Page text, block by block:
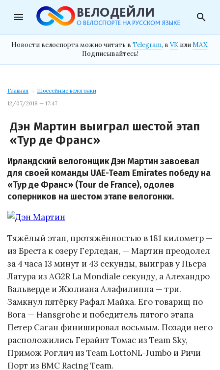
menu search
Новости велоспорта можно читать в Telegram, в VK илиMAX.
Подписывайтесь!
Главная → Шоссейные велогонки
12/07/2018 — 17:47
Дэн Мартин выиграл шестой этап
«Тур де Франс»
Ирландский велогонщик Дэн Мартин завоевал
для своей команды UAE-Team Emirates победу на
«Тур де Франс» (Tour de France), одолев
соперников на шестом этапе велогонки.
Тяжёлый этап, протяжённостью в 181 километр —
из Бреста к озеру Герледан, — Мартин преодолел
за 4 часа 13 минут и 43 секунды, выиграв у Пьера
Латура из AG2R La Mondiale секунду, а Алехандро
Вальверде и Жюлиана Алафилиппа — три.
Замкнул пятёрку Рафал Майка. Его товарищ по
Bora — Hansgrohe и победитель пятого этапа
Петер Саган финишировал восьмым. Позади него
расположились Герайнт Томас из Team Sky,
Примож Роглич из Team LottoNL-Jumbo и Ричи
Порт из BMC Racing Team.